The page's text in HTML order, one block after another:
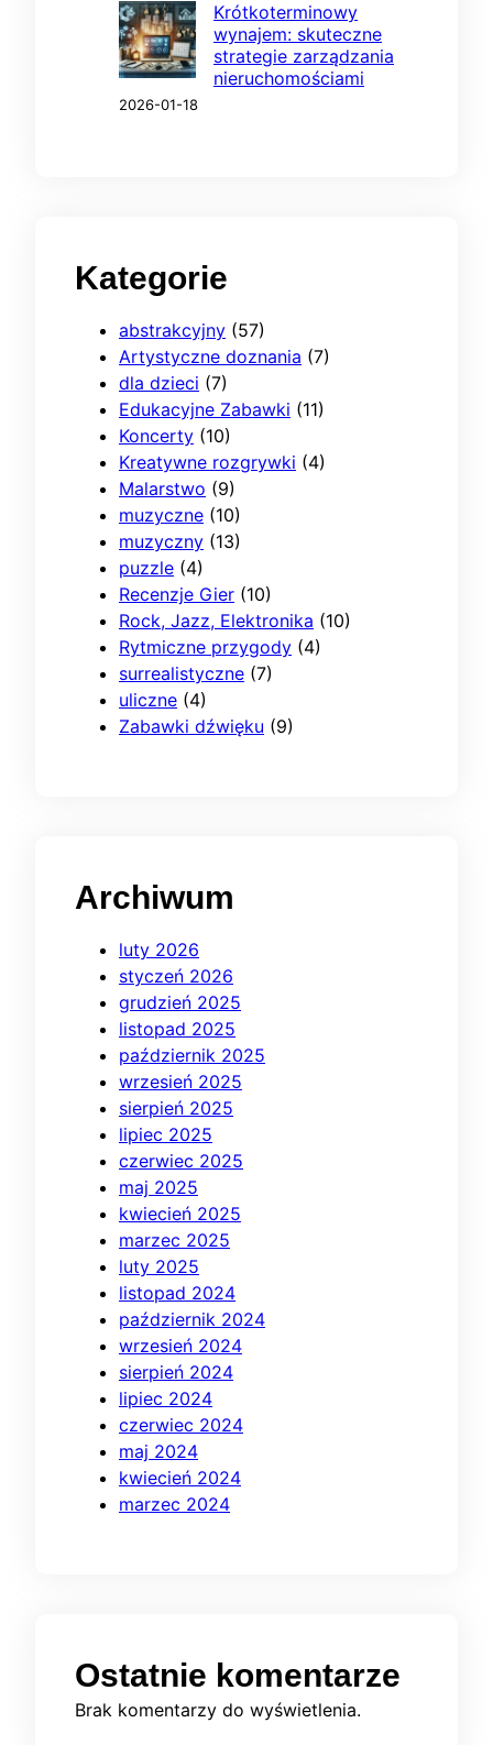
Krótkoterminowy
wynajem: skuteczne
strategie zarządzania
nieruchomościami
2026-01-18
Kategorie
abstrakcyjny (57)
Artystyczne doznania (7)
dla dzieci (7)
Edukacyjne Zabawki (11)
Koncerty (10)
Kreatywne rozgrywki (4)
Malarstwo (9)
muzyczne (10)
muzyczny (13)
puzzle (4)
Recenzje Gier (10)
Rock, Jazz, Elektronika (10)
Rytmiczne przygody (4)
surrealistyczne (7)
uliczne (4)
Zabawki dźwięku (9)
Archiwum
luty 2026
styczeń 2026
grudzień 2025
listopad 2025
październik 2025
wrzesień 2025
sierpień 2025
lipiec 2025
czerwiec 2025
maj 2025
kwiecień 2025
marzec 2025
luty 2025
listopad 2024
październik 2024
wrzesień 2024
sierpień 2024
lipiec 2024
czerwiec 2024
maj 2024
kwiecień 2024
marzec 2024
Ostatnie komentarze
Brak komentarzy do wyświetlenia.